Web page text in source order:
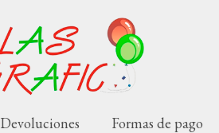
Devoluciones Formas de pago